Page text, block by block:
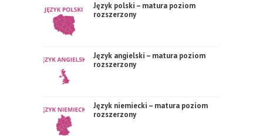
Język polski – matura poziom
rozszerzony
Język angielski – matura poziom
rozszerzony
Język niemiecki – matura poziom
rozszerzony